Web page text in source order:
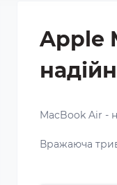
Apple
MacBook Air -
Вражаюча